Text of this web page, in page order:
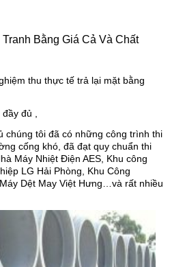
Bằng Giá Cả Và Chất
thu thực tế trả lại mặt bằng
đầy đủ ,
chúng tôi đã có những công trình thi
cống khó, đã đạt quy chuẩn thi
Máy Nhiệt Điện AES, Khu công
LG Hải Phòng, Khu Công
Dệt May Việt Hưng…và rất nhiều